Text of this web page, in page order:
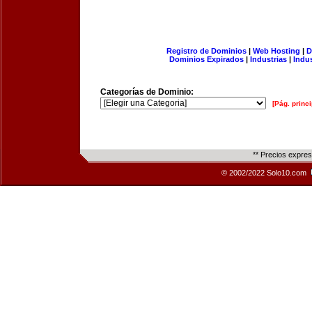
Registro de Dominios| Web Hosting |
Dominios Expirados | Industrias |
Categorías de Dominio:
[Pág.
** Precios
© 2002/2022 Solo10.com